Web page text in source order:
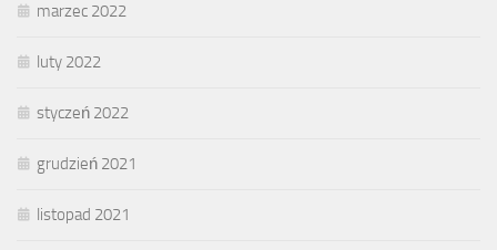
marzec 2022
luty 2022
styczeń 2022
grudzień 2021
listopad 2021